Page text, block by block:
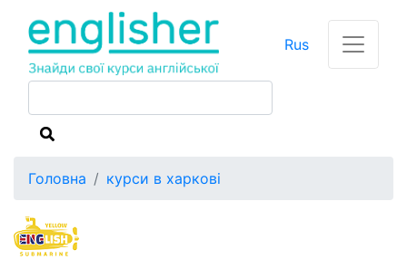
Rus
Головна курси в харкові